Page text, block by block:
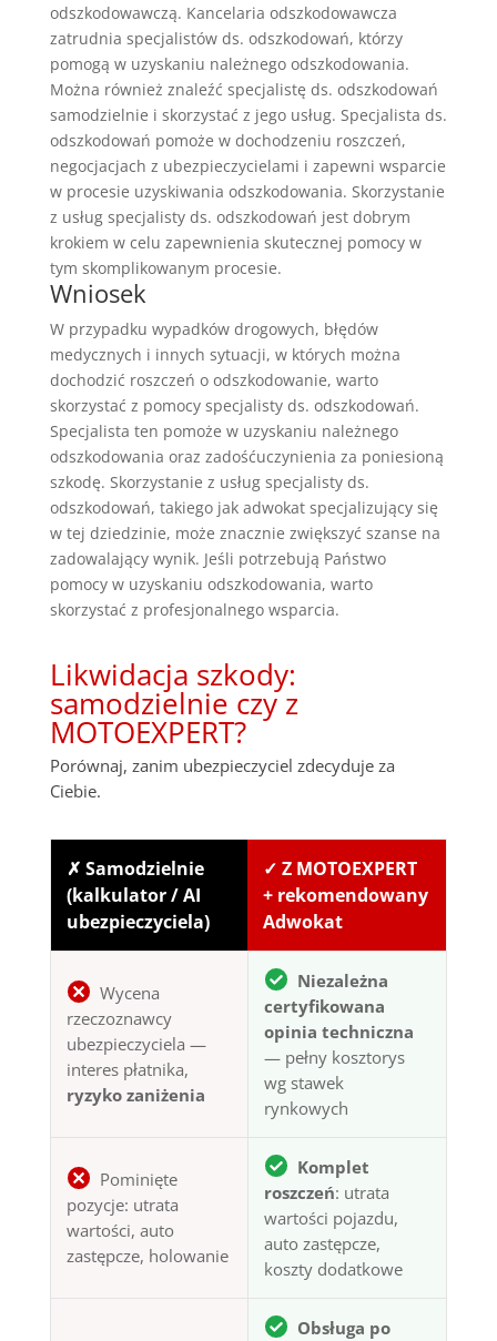
odszkodowawczą. Kancelaria odszkodowawcza
zatrudnia specjalistów ds. odszkodowań, którzy
pomogą w uzyskaniu należnego odszkodowania.
Można również znaleźć specjalistę ds. odszkodowań
samodzielnie i skorzystać z jego usług. Specjalista ds.
odszkodowań pomoże w dochodzeniu roszczeń,
negocjacjach z ubezpieczycielami i zapewni wsparcie
w procesie uzyskiwania odszkodowania. Skorzystanie
z usług specjalisty ds. odszkodowań jest dobrym
krokiem w celu zapewnienia skutecznej pomocy w
tym skomplikowanym procesie.
Wniosek
W przypadku wypadków drogowych, błędów
medycznych i innych sytuacji, w których można
dochodzić roszczeń o odszkodowanie, warto
skorzystać z pomocy specjalisty ds. odszkodowań.
Specjalista ten pomoże w uzyskaniu należnego
odszkodowania oraz zadośćuczynienia za poniesioną
szkodę. Skorzystanie z usług specjalisty ds.
odszkodowań, takiego jak adwokat specjalizujący się
w tej dziedzinie, może znacznie zwiększyć szanse na
zadowalający wynik. Jeśli potrzebują Państwo
pomocy w uzyskaniu odszkodowania, warto
skorzystać z profesjonalnego wsparcia.
Likwidacja szkody:
samodzielnie czy z
MOTOEXPERT?
Porównaj, zanim ubezpieczyciel zdecyduje za
Ciebie.
✗ Samodzielnie
(kalkulator / AI
ubezpieczyciela)
✓ Z MOTOEXPERT
+ rekomendowany
Adwokat
Wycena
rzeczoznawcy
ubezpieczyciela —
interes płatnika,
ryzyko zaniżenia
Niezależna
certyfikowana
opinia techniczna
— pełny kosztorys
wg stawek
rynkowych
Pominięte
pozycje: utrata
wartości, auto
zastępcze, holowanie
Komplet
roszczeń: utrata
wartości pojazdu,
auto zastępcze,
koszty dodatkowe
Obsługa po